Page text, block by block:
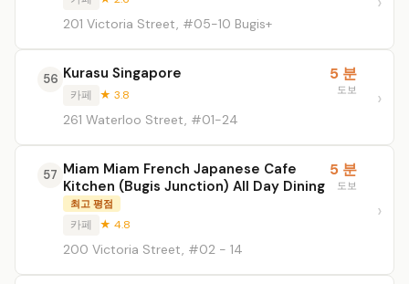
201 Victoria Street, #05-10 Bugis+
56 Kurasu Singapore
카페 ★ 3.8
261 Waterloo Street, #01-24
5 분
도보
57 Miam Miam French Japanese Cafe
Kitchen (Bugis Junction) All Day Dining
최고 평점
카페 ★ 4.8
200 Victoria Street, #02 - 14
5 분
도보